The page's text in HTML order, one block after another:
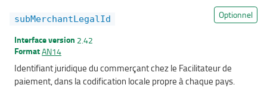
subMerchantLegalId Optionnel
Interface version 2.42
FormatAN14
Identifiant juridique du commerçant chez le Facilitateur de
paiement, dans la codification locale propre à chaque pays.